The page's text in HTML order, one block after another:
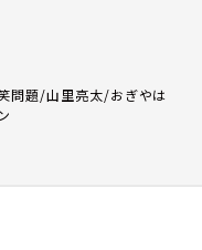
問題/山里亮太/おぎやは